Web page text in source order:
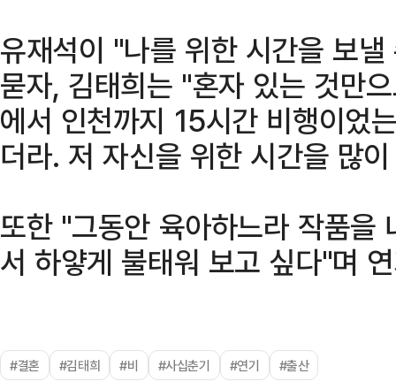
유재석이 "나를 위한 시간을 보
묻자, 김태희는 "혼자 있는 것만
에서 인천까지 15시간 비행이었
더라. 저 자신을 위한 시간을 많
또한 "그동안 육아하느라 작품을
서 하얗게 불태워 보고 싶다"며
#결혼 #김태희 #비 #사십춘기 #연기 #출산